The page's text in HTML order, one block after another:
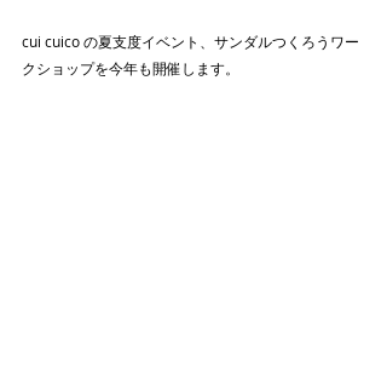
cui cuico の夏支度イベント、サンダルつくろうワー
クショップを今年も開催します。